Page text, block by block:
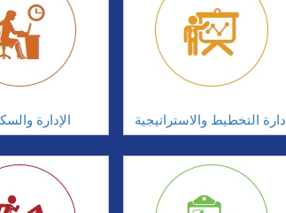
الإدارة إدارة التخطيط والاستراتيجية